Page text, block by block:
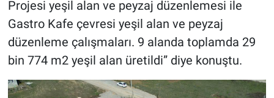
Projesi yeşil alan ve peyzaj düzenlemesi ile
Gastro Kafe çevresi yeşil alan ve peyzaj
düzenleme çalışmaları. 9 alanda toplamda 29
bin 774 m2 yeşil alan üretildi” diye konuştu.